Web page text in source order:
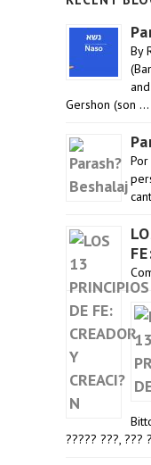
By
Gershon (son …
????? ???, ???